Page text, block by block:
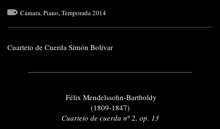
Cámara,Piano,Temporada 2014
Cuarteto de Cuerda Simón Bolívar
Félix Mendelssohn-Bartholdy
(1809-1847)
Cuarteto de cuerda nº 2, op. 13